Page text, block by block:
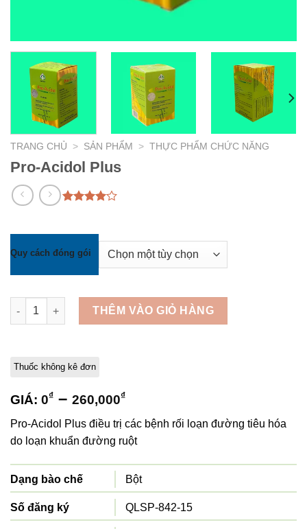
TRANG CHỦ > SẢN PHẨM > THỰC PHẨM CHỨC NĂNG
Pro-Acidol Plus
Thuốc không kê đơn
trênđánh
GIÁ: 0₫ – 260,000₫
Pro-Acidol Plus điều trị các bệnh rối loạn đường tiêu hóa
do loạn khuẩn đường ruột
Dạng bào chế Bột
Số đăng ký QLSP-842-15
Quy cách đóng gói
Pro-Acidol Plus số lượng
THÊM VÀO GIỎ HÀNG